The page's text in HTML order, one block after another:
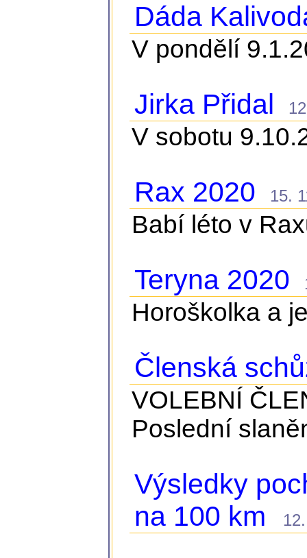
Dáda
V pondělí
Jirka Přidal
V sobotu
Rax 2020 15.
Babí léto v
Teryna 2020
Horoškolka a
Členská
VOLEBNÍ
Poslední
Výsledky
na 100 km